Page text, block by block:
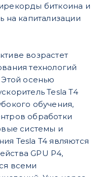
биткоина и
на капитализации
возрастет
технологий
Этой осенью
Tesla T4
обучения,
обработки
системы и
Tesla T4 являются
GPU P4,
всеми